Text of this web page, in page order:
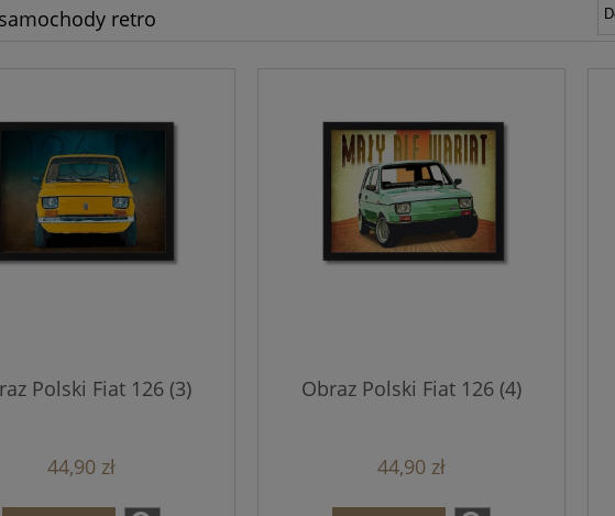
retro
Polski Fiat 126 (3)
44,90 zł
Obraz Polski Fiat 126 (4)
44,90 zł